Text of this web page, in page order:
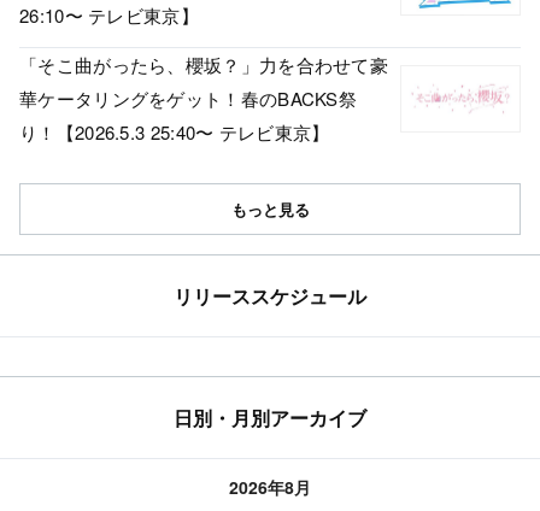
26:10〜 テレビ東京】
「そこ曲がったら、櫻坂？」力を合わせて豪
華ケータリングをゲット！春のBACKS祭
り！【2026.5.3 25:40〜 テレビ東京】
もっと見る
リリーススケジュール
日別・月別アーカイブ
2026年8月